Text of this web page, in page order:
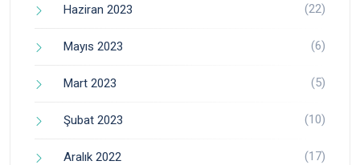
Haziran 2023 (22)
Mayıs 2023 (6)
Mart 2023 (5)
Şubat 2023 (10)
Aralık 2022 (17)